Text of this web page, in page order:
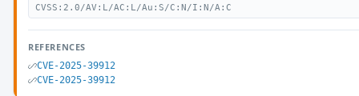
CVSS:2.0/AV:L/AC:L/Au:S/C:N/I:N/A:C
REFERENCES
CVE-2025-39912
CVE-2025-39912